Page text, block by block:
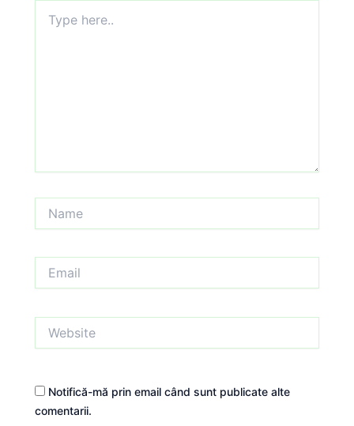
here..
Notifică-mă prin email când sunt publicate alte
comentarii.